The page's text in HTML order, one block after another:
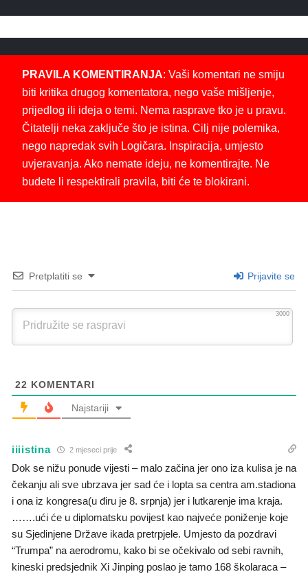
PRAVILA KOMENTIRANJA: Vaši komentari ne smiju
biti kritika drugog komentatora, nego vaše mišljenje,
prijedlog ili ideja o temi. Nema rasprave tko je u pravu.
Čitatelji neka zaključe što je istina. Cilj nije polemika,
nego napredak svih Logičara. Inspiracija, umjesto
uvjeravanja. Ako nemate ideju, ne komentirajte. Ne
budete li respektirali pravila, biti će te blokirani.
Pretplatiti se Prijavite se
3000
22 KOMENTARI
Najstariji
iiiistina 2 mjeseci prije
Dok se nižu ponude vijesti – malo začina jer ono iza kulisa je na
čekanju ali sve ubrzava jer sad će i lopta sa centra am.stadiona
i ona iz kongresa(u điru je 8. srpnja) jer i lutkarenje ima kraja.
…….ući će u diplomatsku povijest kao najveće poniženje koje
su Sjedinjene Države ikada pretrpjele. Umjesto da pozdravi
“Trumpa” na aerodromu, kako bi se očekivalo od sebi ravnih,
kineski predsjednik Xi Jinping poslao je tamo 168 školaraca –